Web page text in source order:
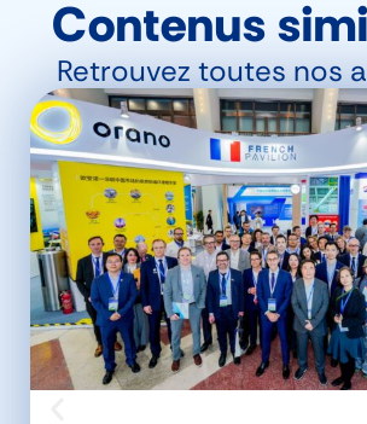
Contenus
Retrouvez toutes nos